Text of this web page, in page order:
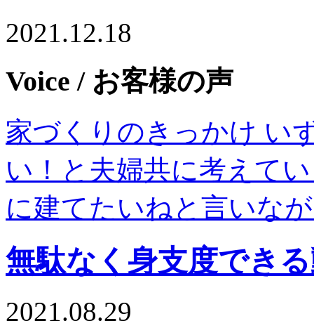
2021.12.18
Voice / お客様の声
家づくりのきっかけ い
い！と夫婦共に考えて
に建てたいねと言いな
無駄なく身支度でき
2021.08.29